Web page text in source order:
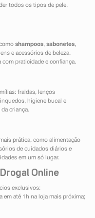
todos os tipos de pele,
shampoos, sabonetes,
e acessórios de beleza.
com praticidade e confiança.
fraldas, lenços
higiene bucal e
da criança.
prática, como alimentação
de cuidados diários e
em um só lugar.
Online
exclusivos:
em até 1h na loja mais próxima;